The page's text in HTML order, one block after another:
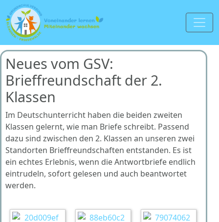
Neues vom GSV:
Brieffreundschaft der 2.
Klassen
Im Deutschunterricht haben die beiden zweiten
Klassen gelernt, wie man Briefe schreibt. Passend
dazu sind zwischen den 2. Klassen an unseren zwei
Standorten Brieffreundschaften entstanden. Es ist
ein echtes Erlebnis, wenn die Antwortbriefe endlich
eintrudeln, sofort gelesen und auch beantwortet
werden.